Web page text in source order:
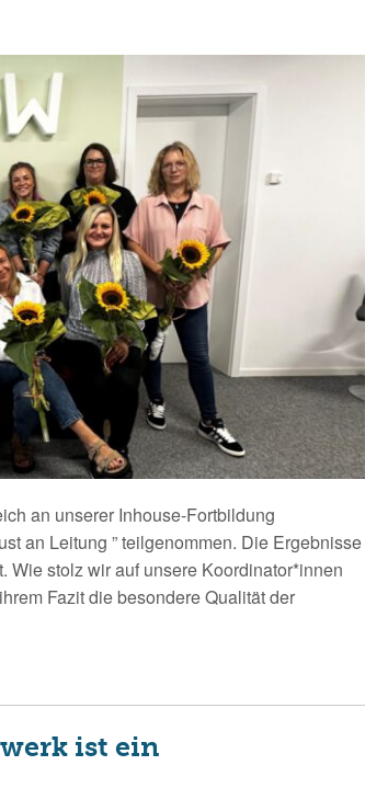
an unserer Inhouse-Fortbildung
an Leitung ” teilgenommen. Die Ergebnisse
stolz wir auf unsere Koordinator*innen
Fazit die besondere Qualität der
ist ein